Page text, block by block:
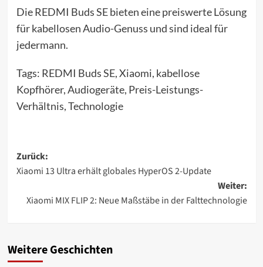
Die REDMI Buds SE bieten eine preiswerte Lösung
für kabellosen Audio-Genuss und sind ideal für
jedermann.
Tags: REDMI Buds SE, Xiaomi, kabellose
Kopfhörer, Audiogeräte, Preis-Leistungs-
Verhältnis, Technologie
Beitragsnavigation
Zurück:
Xiaomi 13 Ultra erhält globales HyperOS 2-Update
Weiter:
Xiaomi MIX FLIP 2: Neue Maßstäbe in der Falttechnologie
Weitere Geschichten